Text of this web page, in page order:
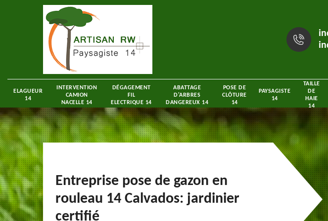
ELAGUEUR
14
INTERVENTION
CAMION
NACELLE 14
DÉGAGEMENT
FIL
ELECTRIQUE 14
ABATTAGE
D'ARBRES
DANGEREUX 14
POSE DE
CLÔTURE
14
PAYSAGISTE
14
TAILLE
DE
HAIE
14
Entreprise pose de gazon en
rouleau 14 Calvados: jardinier
certifié